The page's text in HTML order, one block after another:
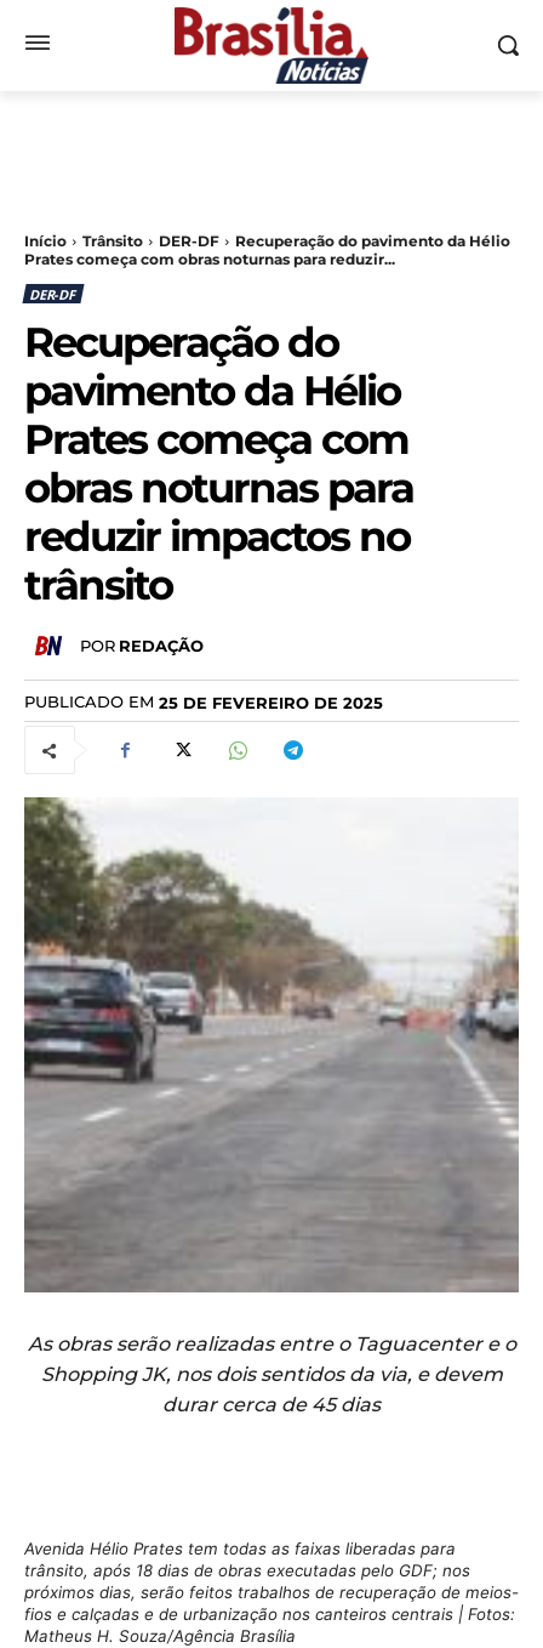
Início Trânsito DER-DF
Recuperação do pavimento da Hélio
Prates começa com obras noturnas para reduzir...
DER-DF
Recuperação do
pavimento da Hélio
Prates começa com
obras noturnas para
reduzir impactos no
trânsito
POR REDAÇÃO
PUBLICADO EM 25 DE FEVEREIRO DE 2025
As obras serão realizadas entre o Taguacenter e o
Shopping JK, nos dois sentidos da via, e devem
durar cerca de 45 dias
Avenida Hélio Prates tem todas as faixas liberadas para
trânsito, após 18 dias de obras executadas pelo GDF; nos
próximos dias, serão feitos trabalhos de recuperação de meios-
fios e calçadas e de urbanização nos canteiros centrais | Fotos:
Matheus H. Souza/Agência Brasília